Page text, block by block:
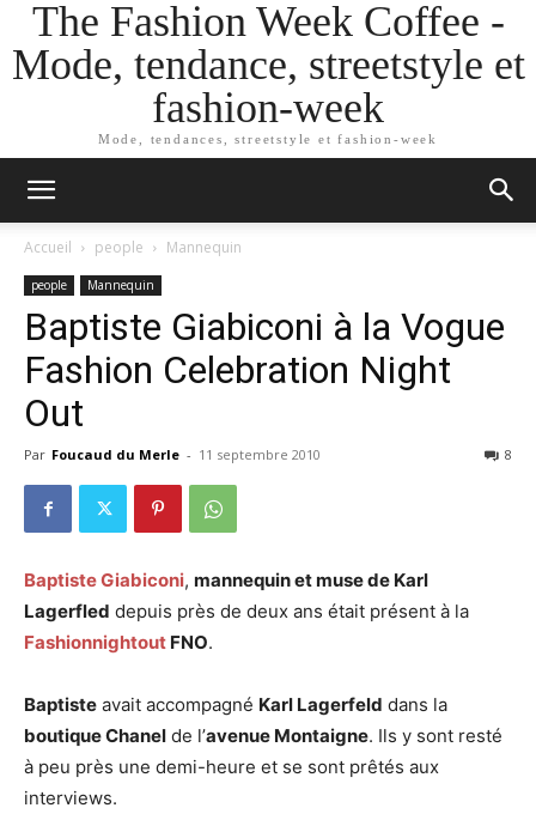
The Fashion Week Coffee -
Mode, tendance, streetstyle et
fashion-week
Mode, tendances, streetstyle et fashion-week
Accueil people Mannequin
people Mannequin
Baptiste Giabiconi à la Vogue
Fashion Celebration Night
Out
Par Foucaud du Merle - 11 septembre 2010 8
Baptiste Giabiconi, mannequin et muse de Karl
Lagerfled depuis près de deux ans était présent à la
Fashionnightout FNO.
Baptiste avait accompagné Karl Lagerfeld dans la
boutique Chanel de l’avenue Montaigne. Ils y sont resté
à peu près une demi-heure et se sont prêtés aux
interviews.